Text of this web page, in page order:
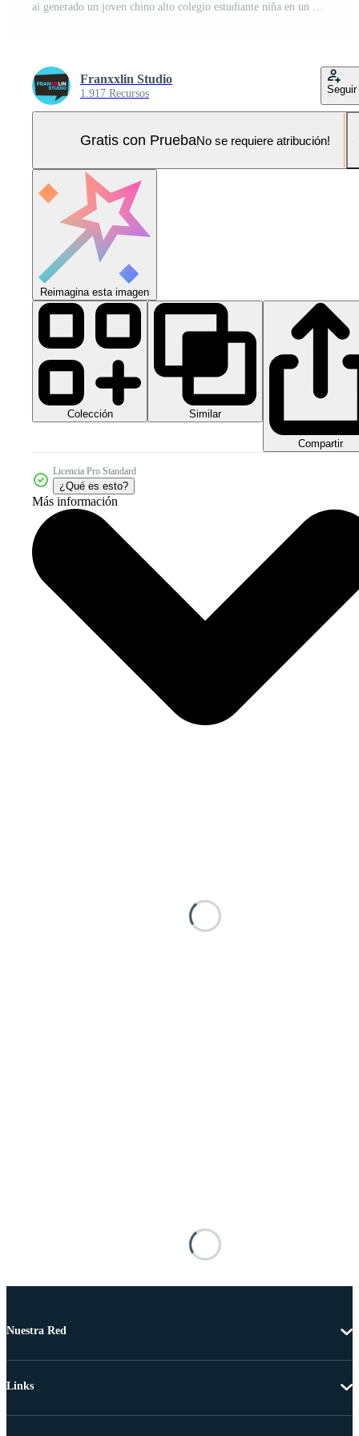
ai generado un joven chino alto colegio estudiante niña en un colegio uniforme posando para un foto Foto Pro
Franxxlin Studio
1.917 Recursos Seguir
Gratis con PruebaNo se requiere atribución!
Reimagina esta imagen
Colección Similar
Compartir
Licencia Pro Standard
¿Qué es esto?
Más información
Nuestra Red
Links